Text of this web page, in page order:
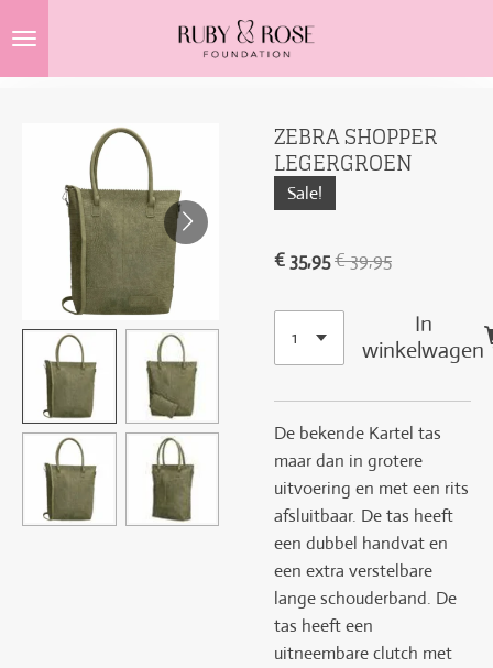
direct
naar
hoofdinhoud
ZEBRA SHOPPER
LEGERGROEN
Sale!
€ 35,95€ 39,95
In
winkelwagen
De bekende Kartel tas
maar dan in grotere
uitvoering en met een rits
afsluitbaar. De tas heeft
een dubbel handvat en
een extra verstelbare
lange schouderband. De
tas heeft een
uitneembare clutch met